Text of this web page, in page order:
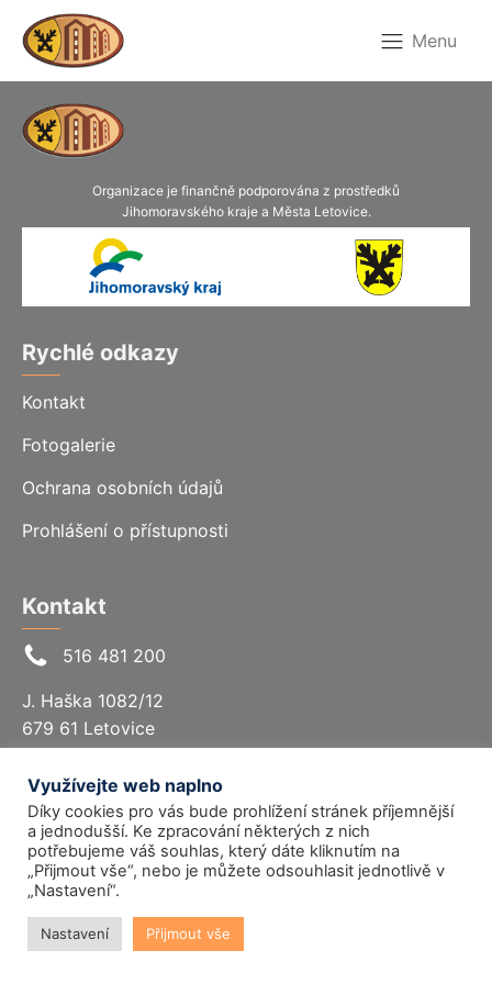
Menu
Organizace je finančně podporována z prostředků
Jihomoravského kraje a Města Letovice.
Rychlé odkazy
Kontakt
Fotogalerie
Ochrana osobních údajů
Prohlášení o přístupnosti
Kontakt
516 481 200
J. Haška 1082/12
679 61 Letovice
Využívejte web naplno
Díky cookies pro vás bude prohlížení stránek příjemnější
a jednodušší. Ke zpracování některých z nich
potřebujeme váš souhlas, který dáte kliknutím na
„Přijmout vše“, nebo je můžete odsouhlasit jednotlivě v
„Nastavení“.
Nastavení Přijmout vše